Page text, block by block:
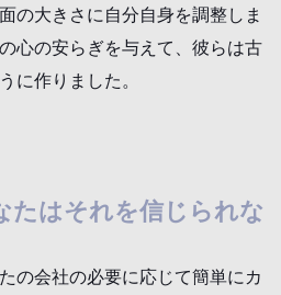
の大きさに自分自身を調整しま
心の安らぎを与えて、彼らは古
に作りました。
たはそれを信じられな
の会社の必要に応じて簡単にカ